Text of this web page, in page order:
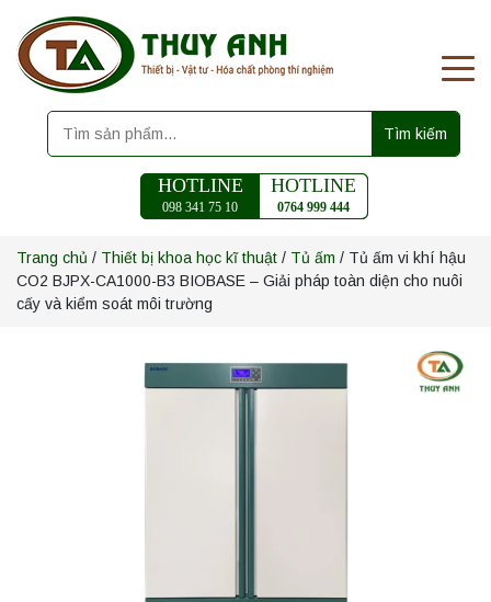
Tìm kiếm
HOTLINE
098 341 75 10
HOTLINE
0764 999 444
Trang chủ / Thiết bị khoa học kĩ thuật / Tủ ấm / Tủ ấm vi khí hậu
CO2 BJPX-CA1000-B3 BIOBASE – Giải pháp toàn diện cho nuôi
cấy và kiểm soát môi trường